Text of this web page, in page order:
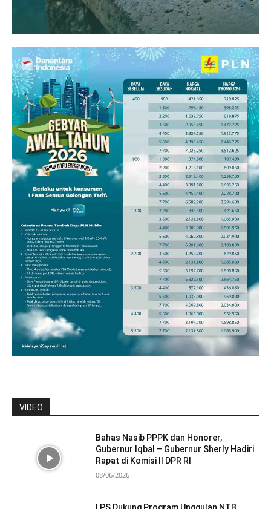
VIDEO
Bahas Nasib PPPK dan Honorer,
Gubernur Iqbal – Gubernur Sherly Hadiri
Rapat di Komisi II DPR RI
08/06/2026